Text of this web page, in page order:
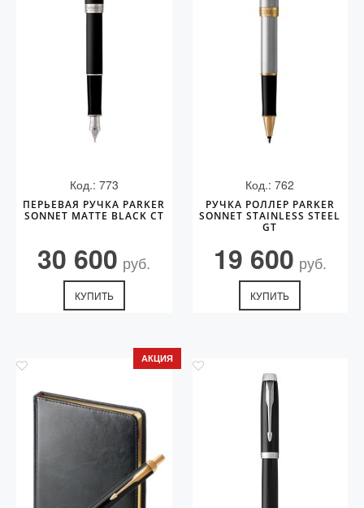
Код.: 773
ПЕРЬЕВАЯ РУЧКА PARKER
SONNET MATTE BLACK CT
30 600 руб.
КУПИТЬ
Код.: 762
РУЧКА РОЛЛЕР PARKER
SONNET STAINLESS STEEL
GT
19 600 руб.
КУПИТЬ
АКЦИЯ